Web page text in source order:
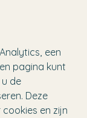
een
pagina kunt
de
Deze
en zijn